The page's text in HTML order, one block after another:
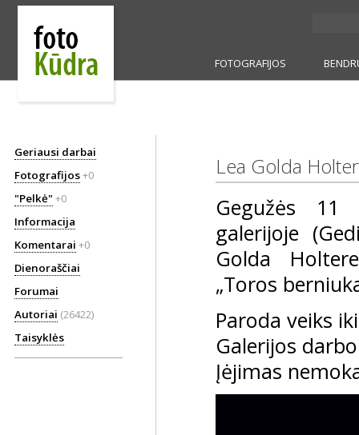
FOTOGRAFIJOS
Geriausi darbai
Fotografijos+0
"Pelkė" +0
Informacija
Komentarai +0
Dienoraščiai
Forumai
Autoriai (26422)
Taisyklės
Lea Golda
Gegužės 11
galerijoje
Golda
„Toros
Paroda veiks
Galerijos
Įėjimas